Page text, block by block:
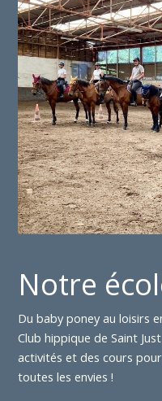
Notre
Du baby poney au loisirs
Club hippique de Saint
activités et des cours
toutes les envies !